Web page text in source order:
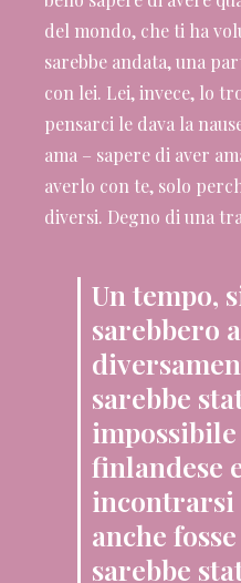
del mondo, che ti ha
sarebbe andata, una
con lei. Lei, invece, lo
pensarci le dava la
ama – sapere di aver
averlo con te, solo
diversi. Degno di una
Un tempo,
sarebbero
sarebbe
finlandese
incontrarsi
anche
sarebbe